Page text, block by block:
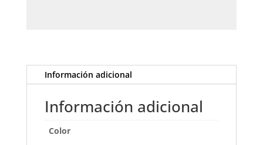
Información adicional
Información adicional
Color